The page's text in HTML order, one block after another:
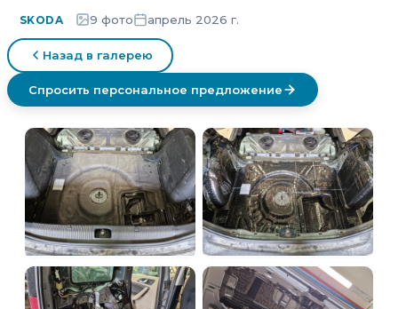
SKODA 9 фото апрель 2026 г.
Назад в галерею
Спросить персональное предложение